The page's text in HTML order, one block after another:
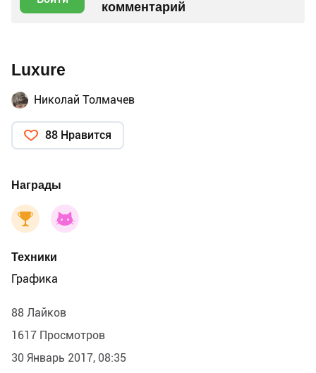
комментарий
Luxure
Николай Толмачев
88 Нравится
Награды
Техники
Графика
88 Лайков
1617 Просмотров
30 Январь 2017, 08:35